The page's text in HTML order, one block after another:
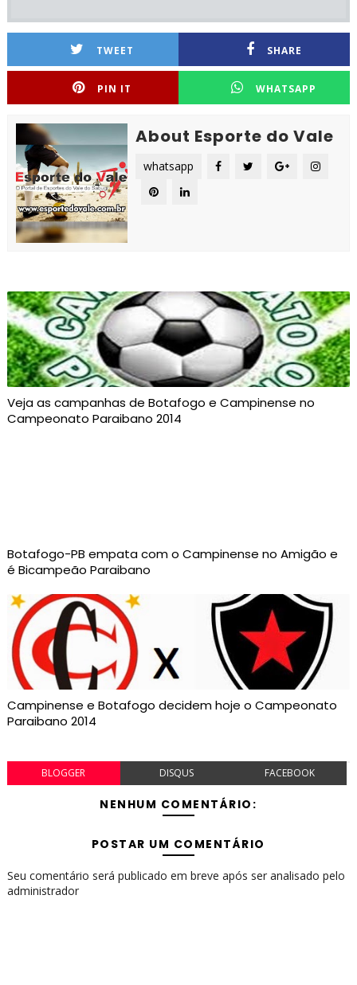
TWEET SHARE
PIN IT WHATSAPP
About Esporte do Vale
whatsapp
Veja as campanhas de Botafogo e Campinense no
Campeonato Paraibano 2014
Botafogo-PB empata com o Campinense no Amigão e
é Bicampeão Paraibano
Campinense e Botafogo decidem hoje o Campeonato
Paraibano 2014
BLOGGER DISQUS FACEBOOK
NENHUM COMENTÁRIO:
POSTAR UM COMENTÁRIO
Seu comentário será publicado em breve após ser analisado pelo
administrador